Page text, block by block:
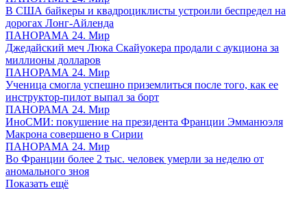
В США байкеры и квадроциклисты устроили беспредел на
дорогах Лонг-Айленда
ПАНОРАМА 24. Мир
Джедайский меч Люка Скайуокера продали с аукциона за
миллионы долларов
ПАНОРАМА 24. Мир
Ученица смогла успешно приземлиться после того, как ее
инструктор-пилот выпал за борт
ПАНОРАМА 24. Мир
ИноСМИ: покушение на президента Франции Эмманюэля
Макрона совершено в Сирии
ПАНОРАМА 24. Мир
Во Франции более 2 тыс. человек умерли за неделю от
аномального зноя
Показать ещё